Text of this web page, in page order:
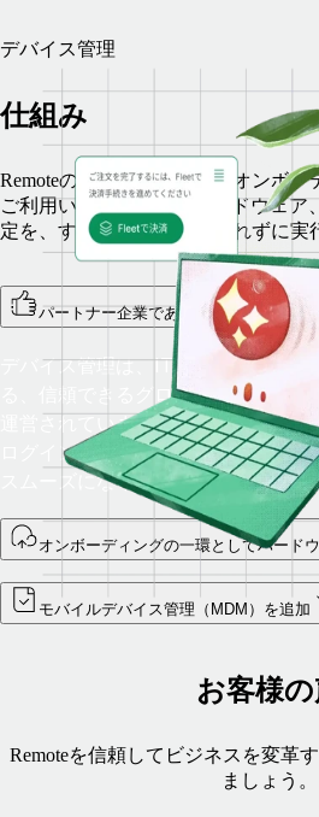
デバイス管理
仕組み
Remoteのデバイス管理は、オンボ
ご利用いただけます。ハードウェア
定を、すべてRemoteから離れずに実
パートナー企業であるFleetによる運営
デバイス管理は、IT機器のレンタル
る、信頼できるグローバルプロバイ
運営されています。すべてが
ログインは不要です。これにより、
スムーズになります。
オンボーディングの一環としてハード
モバイルデバイス管理（MDM）を追加
お客様
Remoteを信頼してビジネスを変革
ましょう。